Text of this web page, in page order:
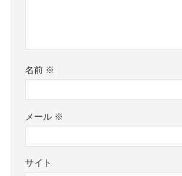
名前 ※
メール ※
サイト